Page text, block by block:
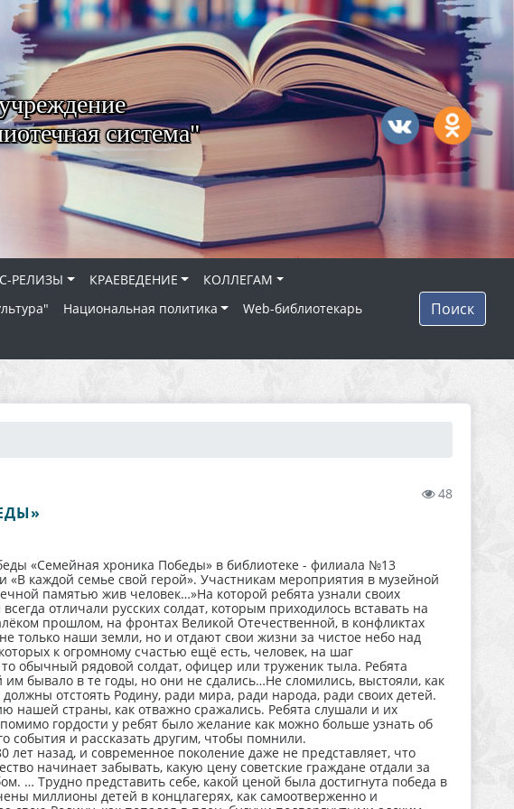
система"
РЕЛИЗЫ КРАЕВЕДЕНИЕ
КОЛЛЕГАМ
Национальная политика
Web-библиотекарь
Поиск
48
«Семейная хроника Победы» в библиотеке - филиала №13
каждой семье свой герой». Участникам мероприятия в музейной
памятью жив человек…»На которой ребята узнали своих
отличали русских солдат, которым приходилось вставать на
прошлом, на фронтах Великой Отечественной, в конфликтах
только наши земли, но и отдают свои жизни за чистое небо над
к огромному счастью ещё есть, человек, на шаг
обычный рядовой солдат, офицер или труженик тыла. Ребята
им бывало в те годы, но они не сдались…Не сломились, выстояли, как
отстоять Родину, ради мира, ради народа, ради своих детей.
нашей страны, как отважно сражались. Ребята слушали и их
гордости у ребят было желание как можно больше узнать об
события и рассказать другим, чтобы помнили.
лет назад, и современное поколение даже не представляет, что
начинает забывать, какую цену советские граждане отдали за
… Трудно представить себе, какой ценой была достигнута победа в
миллионы детей в концлагерях, как самоотверженно и